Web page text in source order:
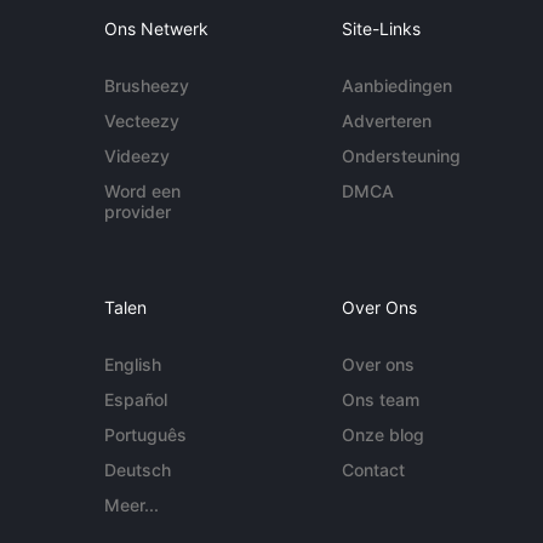
Ons Netwerk
Brusheezy
Vecteezy
Videezy
Word een
provider
Site-Links
Aanbiedingen
Adverteren
Ondersteuning
DMCA
Talen
English
Español
Português
Deutsch
Meer...
Over Ons
Over ons
Ons team
Onze blog
Contact